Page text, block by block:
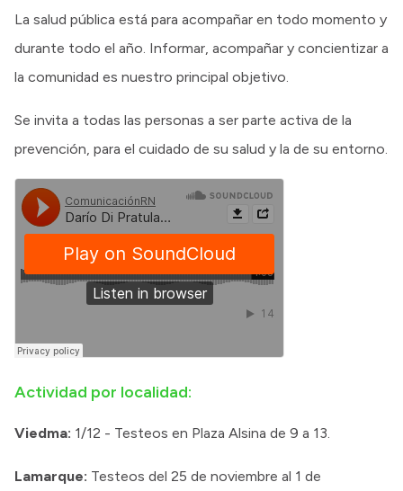
La salud pública está para acompañar en todo momento y
durante todo el año. Informar, acompañar y concientizar a
la comunidad es nuestro principal objetivo.
Se invita a todas las personas a ser parte activa de la
prevención, para el cuidado de su salud y la de su entorno.
Actividad por localidad:
Viedma: 1/12 - Testeos en Plaza Alsina de 9 a 13.
Lamarque: Testeos del 25 de noviembre al 1 de